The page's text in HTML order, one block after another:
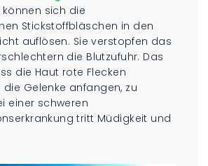
sich die
Stickstoffbläschen in den
auflösen. Sie verstopfen das
die Blutzufuhr. Das
die Haut rote Flecken
Gelenke anfangen, zu
einer schweren
tritt Müdigkeit und